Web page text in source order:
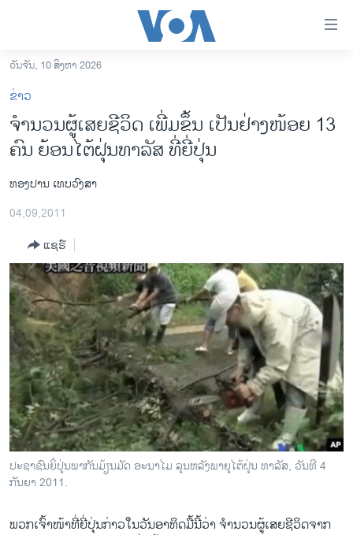
ເຂົ້າ
ຫາ
ຂ້າມ
ຂ້າມ
ຫາ
ຊອກ
ຄົ້ນ
ລາວ
ອາເມຣິກາ
ການເລືອກຕັ້ງ ປະທານາທີບໍດີ ສະຫະລັດ 2024
ຂ່າວ​ຈີນ
ໂລກ
ເອເຊຍ
ອິດສະຫຼະພາບດ້ານການຂ່າວ
ຊີວິດຊາວລາວ
ຊຸມຊົນຊາວລາວ
ວິທະຍາສາດ-ເທັກໂນໂລຈີ
ທຸລະກິດ
ພາສາອັງກິດ
ວີດີໂອ
ສຽງ
ຕິດຕາມພວກເຮົາ ທີ່
ວັນຈັນ, 10 ສິງຫາ 2026
ຂ່າວ
ຈໍານວນຜູ້ເສຍຊີວິດ ເພີ່ມຂຶ້ນ ເປັນຢ່າງໜ້ອຍ 13
ຄົນ ຍ້ອນໄຕ້ຝຸ່ນທາລັສ ທີ່ຍີ່ປຸ່ນ
ທອງປານ ເທບວົງສາ
04,09,2011
ແຊຣ໌
ປະຊາຊົນຍິ່ປຸ່ນພາກັນມ້ຽນມັດ ອະນາໄມ ລຸນຫລັງພາຍຸໄຕ້ຝຸ່ນ ທາລັສ, ວັນທີ 4
ກັນຍາ 2011.
ພວກເຈົ້າໜ້າທີ່ຍີ່ປຸ່ນກ່າວ​ໃນວັນອາທິດມື້ນີ້ວ່າ ຈໍານວນຜູ້ເສຍຊີວິດຈາກ